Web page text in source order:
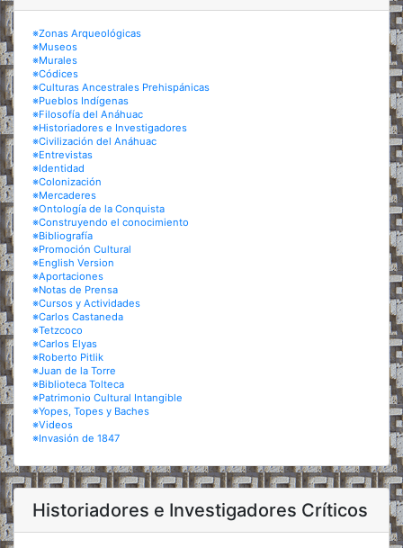
※Zonas Arqueológicas
※Museos
※Murales
※Códices
※Culturas Ancestrales Prehispánicas
※Pueblos Indígenas
※Filosofía del Anáhuac
※Historiadores e Investigadores
※Civilización del Anáhuac
※Entrevistas
※Identidad
※Colonización
※Mercaderes
※Ontología de la Conquista
※Construyendo el conocimiento
※Bibliografía
※Promoción Cultural
※English Version
※Aportaciones
※Notas de Prensa
※Cursos y Actividades
※Carlos Castaneda
※Tetzcoco
※Carlos Elyas
※Roberto Pitlik
※Juan de la Torre
※Biblioteca Tolteca
※Patrimonio Cultural Intangible
※Yopes, Topes y Baches
※Videos
※Invasión de 1847
Historiadores e Investigadores Críticos